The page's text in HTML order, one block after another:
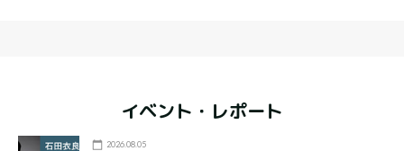
イベント・レポート
2026.08.05